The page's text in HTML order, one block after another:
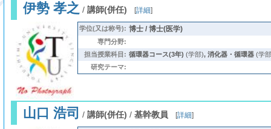
伊勢 孝之 / 講師(併任) [詳細]
学位(又は称号): 博士 / 博士(医学)
専門分野:
担当授業科目: 循環器コース(3年) (学部), 消化器・循環器(学
研究テーマ:
山口 浩司 / 講師(併任) / 基幹教員 [詳細]